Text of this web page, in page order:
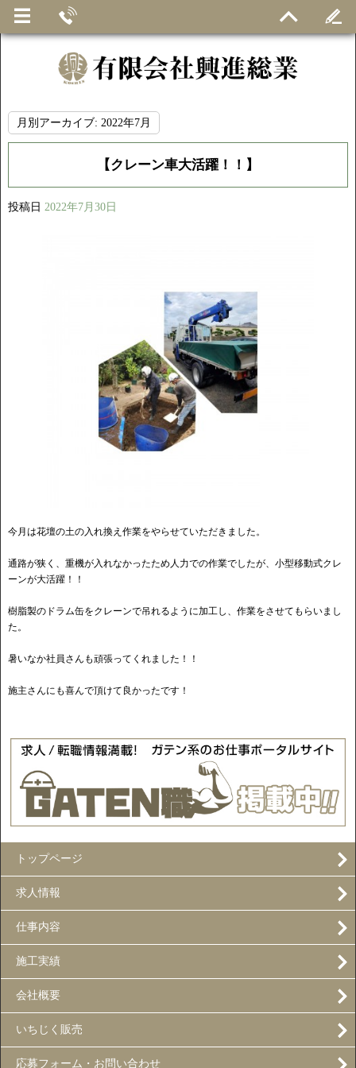
月別アーカイブ: 2022年7月
【クレーン車大活躍！！】
投稿日 2022年7月30日
今月は花壇の土の入れ換え作業をやらせていただきました。
通路が狭く、重機が入れなかったため人力での作業でしたが、小型移動式クレ
ーンが大活躍！！
樹脂製のドラム缶をクレーンで吊れるように加工し、作業をさせてもらいまし
た。
暑いなか社員さんも頑張ってくれました！！
施主さんにも喜んで頂けて良かったです！
トップページ
求人情報
仕事内容
施工実績
会社概要
いちじく販売
応募フォーム・お問い合わせ